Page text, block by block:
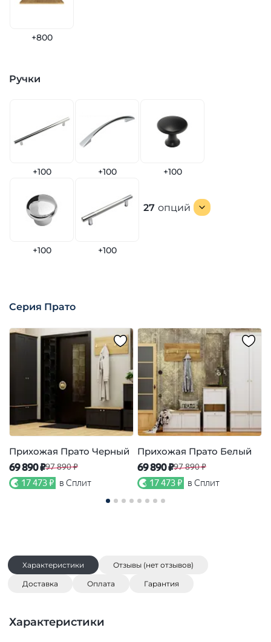
+800
Ручки
+100 +100 +100
+100 +100
27 опций
Серия Прато
Прихожая Прато Черный
69 890 ₽97 890 ₽
17 473 ₽ в Сплит
Прихожая Прато Белый
69 890 ₽97 890 ₽
17 473 ₽ в Сплит
Характеристики Отзывы (нет отзывов)
Доставка Оплата Гарантия
Характеристики